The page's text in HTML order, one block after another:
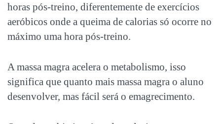
horas pós-treino, diferentemente de exercícios
aeróbicos onde a queima de calorias só ocorre no
máximo uma hora pós-treino.
A massa magra acelera o metabolismo, isso
significa que quanto mais massa magra o aluno
desenvolver, mas fácil será o emagrecimento.